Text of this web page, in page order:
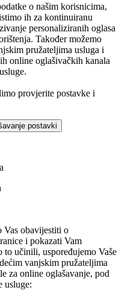
o našim korisnicima,
ih za kontinuiranu
personaliziranih oglasa
Također možemo
pružateljima usluga i
online oglašivačkih kanala
provjerite postavke i
postavki
Vas obavijestiti o
i pokazati Vam
to učinili, uspoređujemo Vaše
vanjskim pružateljima
za online oglašavanje, pod
usluge: